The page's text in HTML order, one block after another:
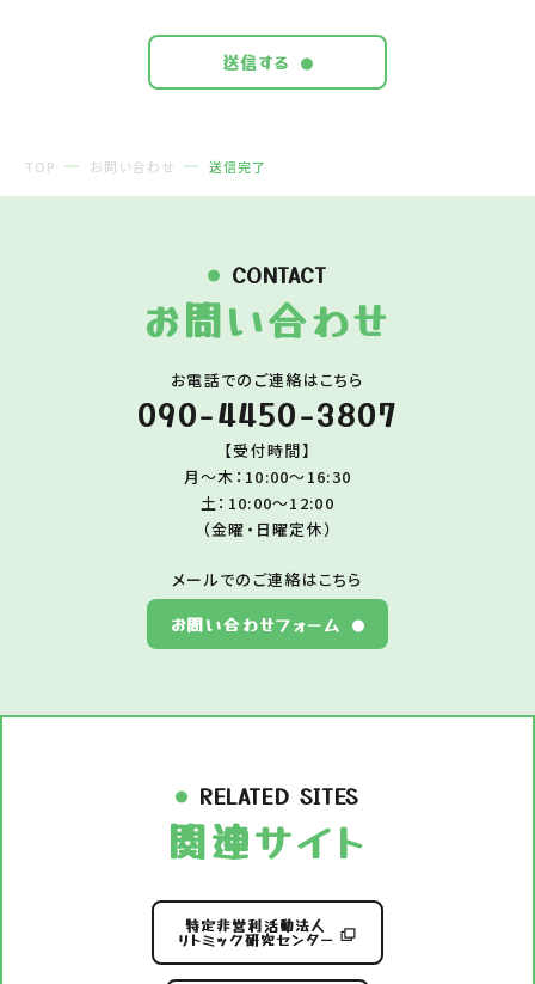
送信する
TOP お問い合わせ 送信完了
CONTACT
お問い合わせ
お電話でのご連絡はこちら
090-4450-3807
【受付時間】
月～木：10:00～16:30
土：10:00～12:00
（金曜・日曜定休）
メールでのご連絡はこちら
お問い合わせフォーム
RELATED SITES
関連サイト
特定非営利活動法人
リトミック研究センター